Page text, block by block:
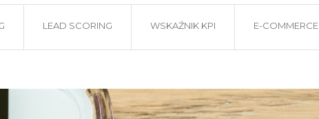
LEAD SCORING WSKAŹNIK KPI E-COMMERCE